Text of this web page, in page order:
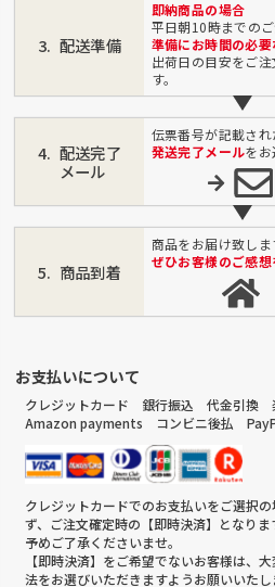
配送準備
即納商品の場合
平日朝10時までの
準備にお時間の必
出荷日の目安をご
す。
配送完了
メール
伝票番号が記載され
発送完了メールをお
商品到着
商品をお届け致しま
ぜひお客様のご感想
お支払いについて
クレジットカード 銀行振込 代金引換
Amazon payments コンビニ後払
クレジットカードでのお支払いをご選択
ず、ご注文確定時の【即時決済】となりま
予めご了承くださいませ。
【即時決済】をご希望でないお客様は、
法をお選びいただきますようお願いいたし